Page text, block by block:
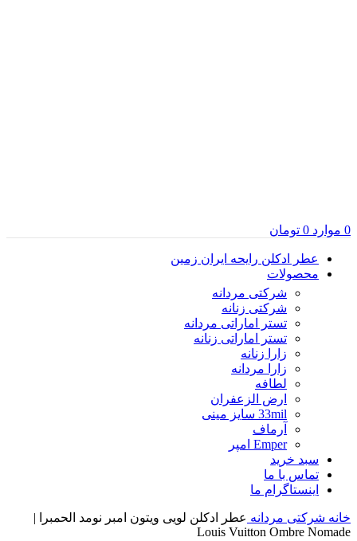
0 موارد 0 تومان
عطر ادکلن رایحه ایران زمین
محصولات
شرکتی مردانه
شرکتی زنانه
تستر اماراتی مردانه
تستر اماراتی زنانه
زارا زنانه
زارا مردانه
لطافه
ارض الزعفران
33mil سایز مینی
آرماف
Emper امپر
سبد خرید
تماس با ما
اینستاگرام ما
خانه شرکتی مردانه عطر ادکلن لویی ویتون امبر نومد الحمبرا |
Louis Vuitton Ombre Nomade